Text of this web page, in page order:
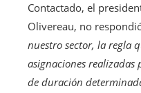
Contactado, el
Olivereau, no
nuestro sector, la regla
asignaciones
de duración